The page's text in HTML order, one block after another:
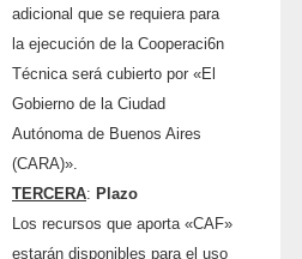
adicional que se requiera para
la ejecución de la Cooperaci6n
Técnica será cubierto por «El
Gobierno de la Ciudad
Autónoma de Buenos Aires
(CARA)».
TERCERA: P lazo
Los recursos que aporta «CAF»
estarán disponibles para el uso